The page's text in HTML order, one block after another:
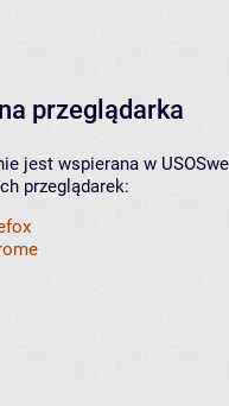
przeglądarka
jest wspierana w
przeglądarek: